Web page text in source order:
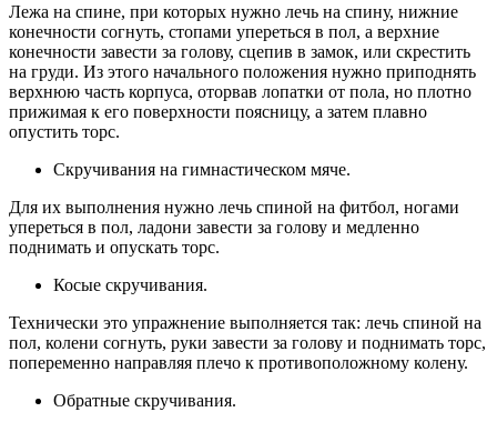
Лежа на спине, при которых нужно лечь на спину, нижние
конечности согнуть, стопами упереться в пол, а верхние
конечности завести за голову, сцепив в замок, или скрестить
на груди. Из этого начального положения нужно приподнять
верхнюю часть корпуса, оторвав лопатки от пола, но плотно
прижимая к его поверхности поясницу, а затем плавно
опустить торс.
Скручивания на гимнастическом мяче.
Для их выполнения нужно лечь спиной на фитбол, ногами
упереться в пол, ладони завести за голову и медленно
поднимать и опускать торс.
Косые скручивания.
Технически это упражнение выполняется так: лечь спиной на
пол, колени согнуть, руки завести за голову и поднимать торс,
попеременно направляя плечо к противоположному колену.
Обратные скручивания.